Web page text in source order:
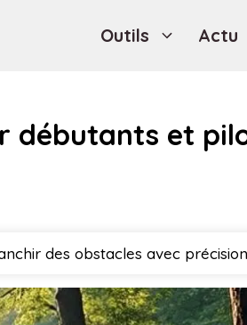
Outils Actu
débutants et
des obstacles avec